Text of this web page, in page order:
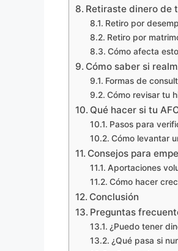
Retiraste dinero de
Retiro por
Retiro por
Cómo afecta
Cómo saber si
Formas de
Cómo revisar tu
Qué hacer si tu
Pasos para
Cómo levantar
Consejos para
Aportaciones
Cómo hacer
Conclusión
Preguntas
¿Puedo tener
¿Qué pasa si